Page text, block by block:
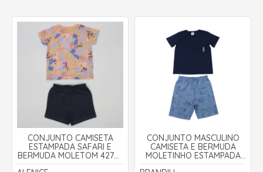
CONJUNTO CAMISETA
ESTAMPADA SAFARI E
BERMUDA MOLETOM 42738
- ALENICE
CONJUNTO MASCULINO
CAMISETA E BERMUDA
MOLETINHO ESTAMPADA
SURF 26555 - BRANDILI